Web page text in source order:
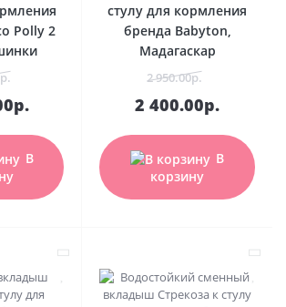
Polly 2
В
стулу для кормления
бренда Babyton,
Мадагаскар
2 950.00р.
2 400.00р.
В
корзину